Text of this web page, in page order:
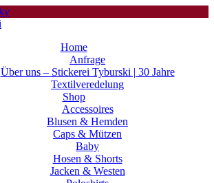
Home
Anfrage
Über uns – Stickerei Tyburski | 30 Jahre
Textilveredelung
Shop
Accessoires
Blusen & Hemden
Caps & Mützen
Baby
Hosen & Shorts
Jacken & Westen